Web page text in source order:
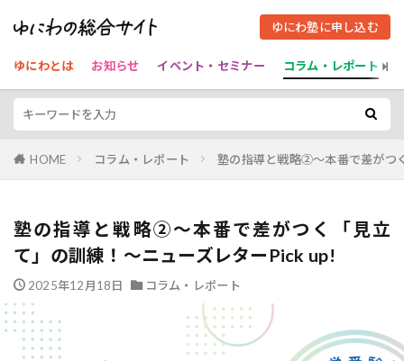
ゆにわ塾に申し込む
ゆにわとは お知らせ イベント・セミナー コラム・レポート
HOME コラム・レポート 塾の指導と戦略②〜本番で差がつ
塾の指導と戦略②〜本番で差がつく「見立
て」の訓練！〜ニューズレターPick up!
2025年12月18日 コラム・レポート